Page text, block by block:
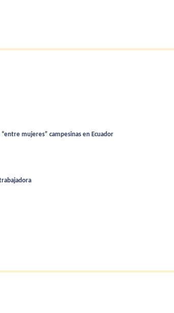
mujeres” campesinas en Ecuador